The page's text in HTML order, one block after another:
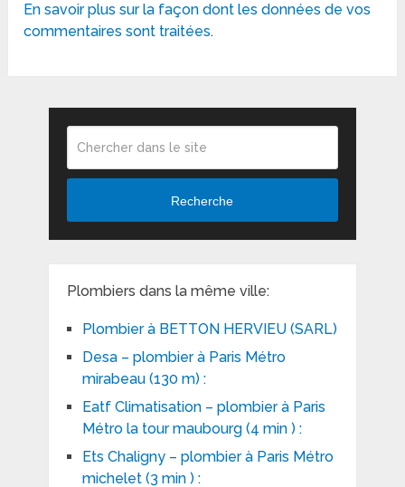
En savoir plus sur la façon dont les données de vos
commentaires sont traitées.
Recherche
Plombiers dans la même ville:
Plombier à BETTON HERVIEU (SARL)
Desa – plombier à Paris Métro
mirabeau (130 m) :
Eatf Climatisation – plombier à Paris
Métro la tour maubourg (4 min ) :
Ets Chaligny – plombier à Paris Métro
michelet (3 min ) :